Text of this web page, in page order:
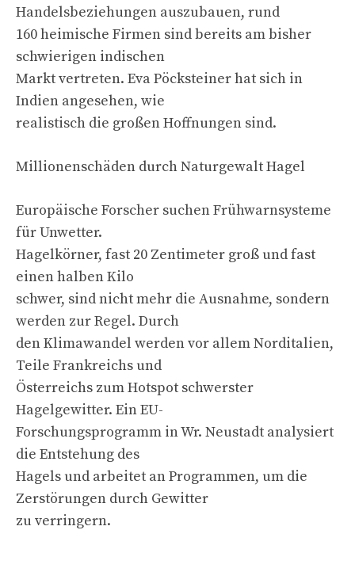
Handelsbeziehungen auszubauen, rund
160 heimische Firmen sind bereits am bisher
schwierigen indischen
Markt vertreten. Eva Pöcksteiner hat sich in
Indien angesehen, wie
realistisch die großen Hoffnungen sind.
Millionenschäden durch Naturgewalt Hagel
Europäische Forscher suchen Frühwarnsysteme
für Unwetter.
Hagelkörner, fast 20 Zentimeter groß und fast
einen halben Kilo
schwer, sind nicht mehr die Ausnahme, sondern
werden zur Regel. Durch
den Klimawandel werden vor allem Norditalien,
Teile Frankreichs und
Österreichs zum Hotspot schwerster
Hagelgewitter. Ein EU-
Forschungsprogramm in Wr. Neustadt analysiert
die Entstehung des
Hagels und arbeitet an Programmen, um die
Zerstörungen durch Gewitter
zu verringern.